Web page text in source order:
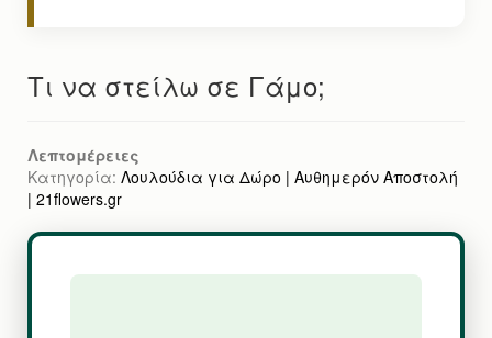
Τι να στείλω σε Γάμο;
Λεπτομέρειες
Κατηγορία: Λουλούδια για Δώρο | Αυθημερόν Αποστολή
| 21flowers.gr